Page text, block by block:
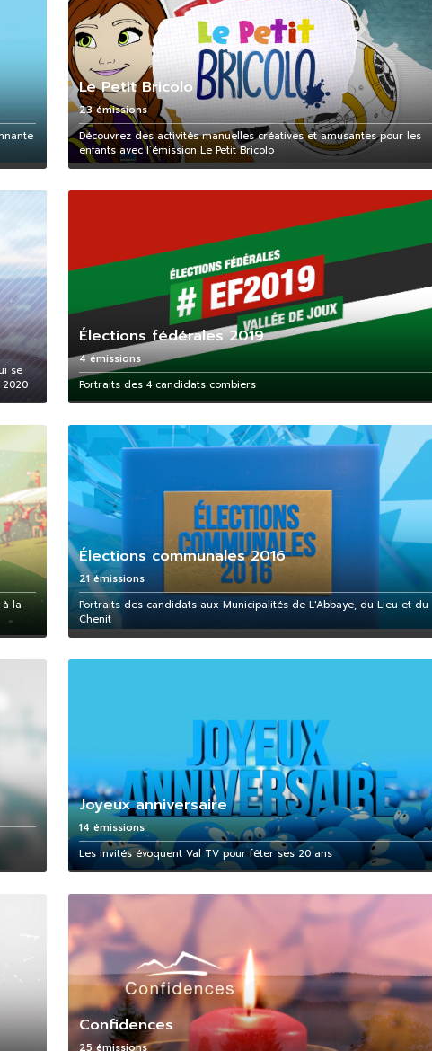
Le Petit Bricolo
23 émissions
Découvrez des activités manuelles créatives et amusantes pour les
enfants avec l’émission Le Petit Bricolo
se
Élections fédérales 2019
4 émissions
Portraits des 4 candidats combiers
la
Élections communales 2016
21 émissions
Portraits des candidats aux Municipalités de L'Abbaye, du Lieu et du
Chenit
Joyeux anniversaire
14 émissions
Les invités évoquent Val TV pour fêter ses 20 ans
Confidences
25 émissions